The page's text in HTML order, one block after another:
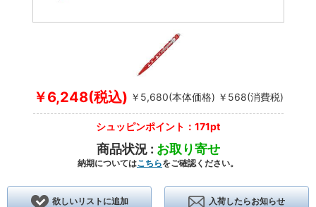
￥6,248(税込) ￥5,680(本体価格) ￥568(消費税)
シュッピンポイント：171pt
商品状況 : お取り寄せ
納期についてはこちらをご確認ください。
欲しいリストに追加 入荷したらお知らせ